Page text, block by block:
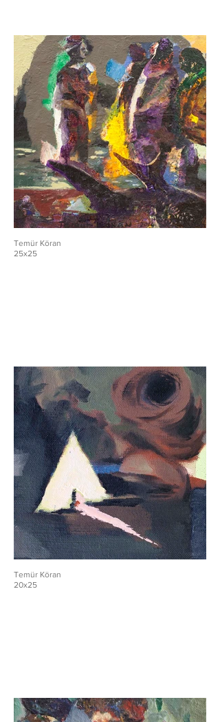
Temür Köran
25x25
Temür Köran
20x25